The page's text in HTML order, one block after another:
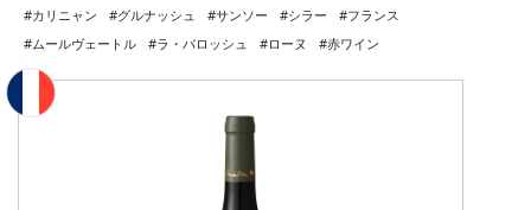
#カリニャン #グルナッシュ #サンソー #シラー
#フランス
#ムールヴェートル
#ラ・バロッシュ #ローヌ #赤ワイン